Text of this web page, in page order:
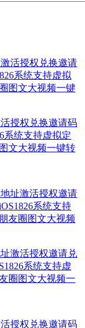
授权兑换邀请码
系统支持虚拟定
文大视频一键转
激活授权邀请兑
系统支持虚
圈图文大视频一